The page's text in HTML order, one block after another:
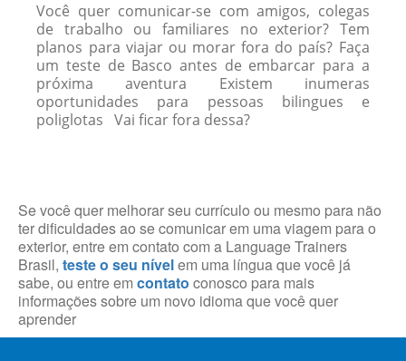
Você quer comunicar-se com amigos, colegas
de trabalho ou familiares no exterior? Tem
planos para viajar ou morar fora do país? Faça
um teste de Basco antes de embarcar para a
próxima aventura Existem inumeras
oportunidades para pessoas bilingues e
poliglotas Vai ficar fora dessa?
Se você quer melhorar seu currículo ou mesmo para não
ter dificuldades ao se comunicar em uma viagem para o
exterior, entre em contato com a Language Trainers
Brasil, teste o seu nívelem uma língua que você já
sabe, ou entre em contato conosco para mais
informações sobre um novo idioma que você quer
aprender